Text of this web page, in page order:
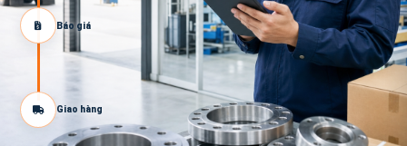
Báo giá
Giao hàng